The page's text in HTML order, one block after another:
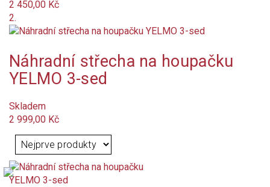
2 450,00 Kč
2.
Náhradní střecha na houpačku
YELMO 3-sed
Skladem
2 999,00 Kč